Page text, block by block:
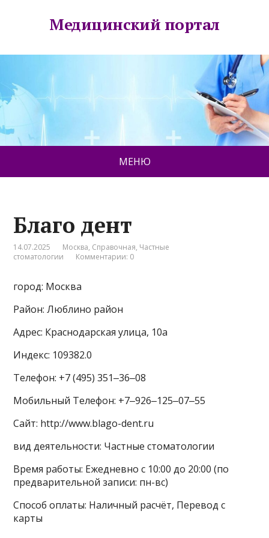
Медицинский портал
МЕНЮ
Благо дент
14.07.2025 Москва, Справочная, Частные
стоматологии
Комментарии: 0
город: Москва
Район: Люблино район
Адрес: Краснодарская улица, 10а
Индекс: 109382.0
Телефон: +7 (495) 351‒36‒08
Мобильный Телефон: +7‒926‒125‒07‒55
Сайт: http://www.blago-dent.ru
вид деятельности: Частные стоматологии
Время работы: Ежедневно с 10:00 до 20:00 (по
предварительной записи: пн-вс)
Способ оплаты: Наличный расчёт, Перевод с
карты